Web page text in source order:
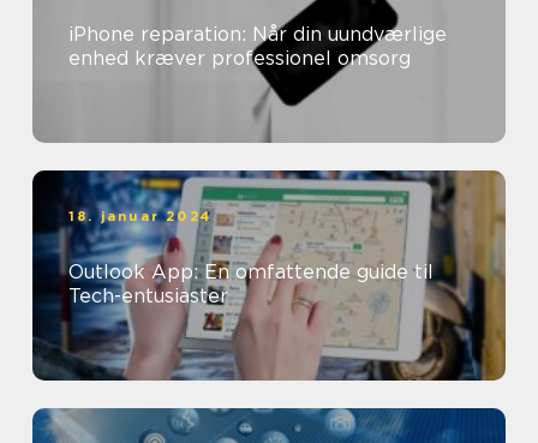
iPhone reparation: Når din uundværlige
enhed kræver professionel omsorg
18. januar 2024
Outlook App: En omfattende guide til
Tech-entusiaster